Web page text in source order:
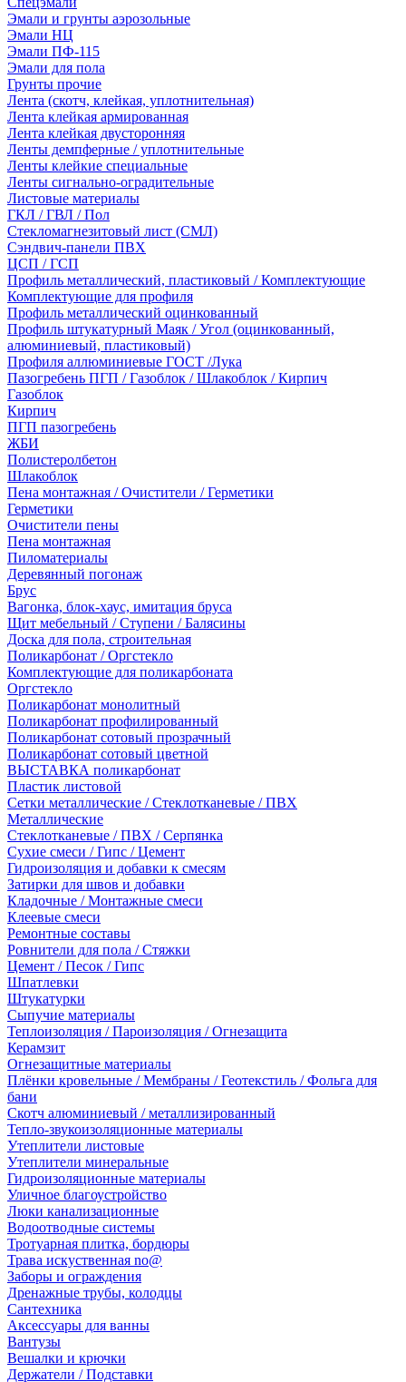
Эмали и грунты аэрозольные
Эмали НЦ
Эмали ПФ-115
Эмали для пола
Грунты прочие
Лента (скотч, клейкая, уплотнительная)
Лента клейкая армированная
Лента клейкая двусторонняя
Ленты демпферные / уплотнительные
Ленты клейкие специальные
Ленты сигнально-оградительные
Листовые материалы
ГКЛ / ГВЛ / Пол
Стекломагнезитовый лист (СМЛ)
Сэндвич-панели ПВХ
ЦСП / ГСП
Профиль металлический, пластиковый / Комплектующие
Комплектующие для профиля
Профиль металлический оцинкованный
Профиль штукатурный Маяк / Угол (оцинкованный,
алюминиевый, пластиковый)
Профиля аллюминиевые ГОСТ /Лука
Пазогребень ПГП / Газоблок / Шлакоблок / Кирпич
Газоблок
Кирпич
ПГП пазогребень
ЖБИ
Полистеролбетон
Шлакоблок
Пена монтажная / Очистители / Герметики
Герметики
Очистители пены
Пена монтажная
Пиломатериалы
Деревянный погонаж
Брус
Вагонка, блок-хаус, имитация бруса
Щит мебельный / Ступени / Балясины
Доска для пола, строительная
Поликарбонат / Оргстекло
Комплектующие для поликарбоната
Оргстекло
Поликарбонат монолитный
Поликарбонат профилированный
Поликарбонат сотовый прозрачный
Поликарбонат сотовый цветной
ВЫСТАВКА поликарбонат
Пластик листовой
Сетки металлические / Стеклотканевые / ПВХ
Металлические
Стеклотканевые / ПВХ / Серпянка
Сухие смеси / Гипс / Цемент
Гидроизоляция и добавки к смесям
Затирки для швов и добавки
Кладочные / Монтажные смеси
Клеевые смеси
Ремонтные составы
Ровнители для пола / Стяжки
Цемент / Песок / Гипс
Шпатлевки
Штукатурки
Сыпучие материалы
Теплоизоляция / Пароизоляция / Огнезащита
Керамзит
Огнезащитные материалы
Плёнки кровельные / Мембраны / Геотекстиль / Фольга для
бани
Скотч алюминиевый / металлизированный
Тепло-звукоизоляционные материалы
Утеплители листовые
Утеплители минеральные
Гидроизоляционные материалы
Уличное благоустройство
Люки канализационные
Водоотводные системы
Тротуарная плитка, бордюры
Трава искуственная no@
Заборы и ограждения
Дренажные трубы, колодцы
Сантехника
Аксессуары для ванны
Вантузы
Вешалки и крючки
Держатели / Подставки